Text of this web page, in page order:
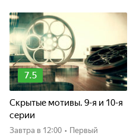
7.5
Скрытые мотивы. 9-я и 10-я
серии
Завтра в 12:00 • Первый